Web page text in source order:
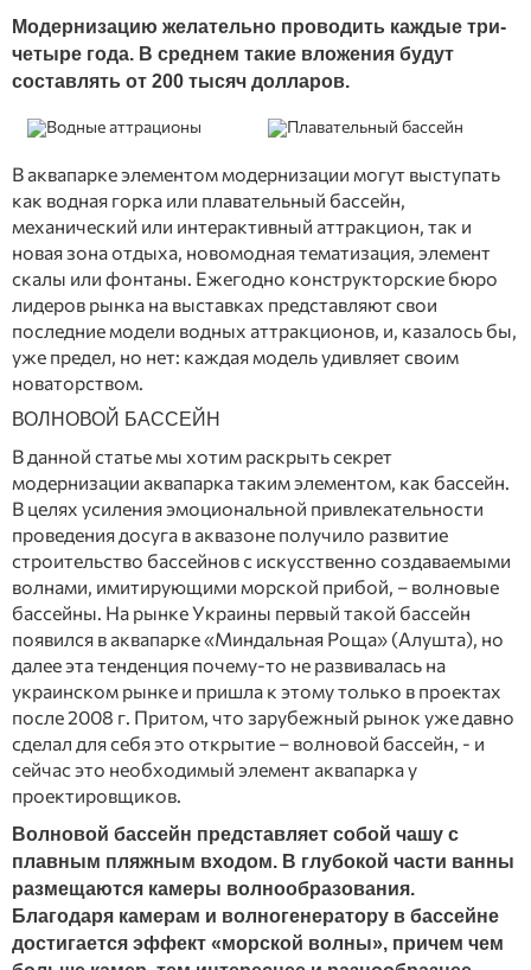
Модернизацию желательно проводить каждые три-
четыре года. В среднем такие вложения будут
составлять от 200 тысяч долларов.
В аквапарке элементом модернизации могут выступать
как водная горка или плавательный бассейн,
механический или интерактивный аттракцион, так и
новая зона отдыха, новомодная тематизация, элемент
скалы или фонтаны. Ежегодно конструкторские бюро
лидеров рынка на выставках представляют свои
последние модели водных аттракционов, и, казалось бы,
уже предел, но нет: каждая модель удивляет своим
новаторством.
ВОЛНОВОЙ БАССЕЙН
В данной статье мы хотим раскрыть секрет
модернизации аквапарка таким элементом, как бассейн.
В целях усиления эмоциональной привлекательности
проведения досуга в аквазоне получило развитие
строительство бассейнов с искусственно создаваемыми
волнами, имитирующими морской прибой, – волновые
бассейны. На рынке Украины первый такой бассейн
появился в аквапарке «Миндальная Роща» (Алушта), но
далее эта тенденция почему-то не развивалась на
украинском рынке и пришла к этому только в проектах
после 2008 г. Притом, что зарубежный рынок уже давно
сделал для себя это открытие – волновой бассейн, - и
сейчас это необходимый элемент аквапарка у
проектировщиков.
Волновой бассейн представляет собой чашу с
плавным пляжным входом. В глубокой части ванны
размещаются камеры волнообразования.
Благодаря камерам и волногенератору в бассейне
достигается эффект «морской волны», причем чем